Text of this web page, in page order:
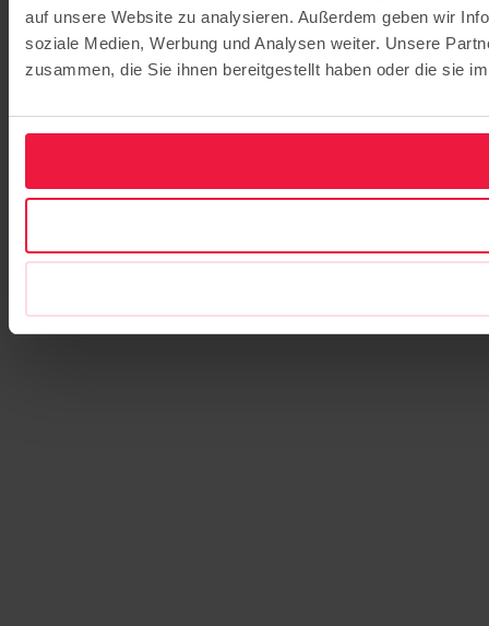
auf unsere Website zu analysieren. Außerdem geben wir
soziale Medien, Werbung und Analysen weiter. Unsere
zusammen, die Sie ihnen bereitgestellt haben oder die sie